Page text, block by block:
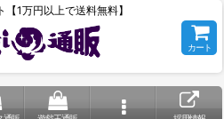
1万円以上で送料無料】
カート